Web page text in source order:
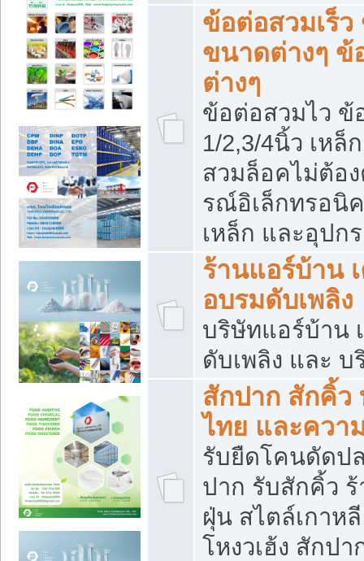
ข้อต่อสวมเร็
ขนาดต่างๆ ข้
ต่างๆ
ข้อต่อสวมไว ข้
1/2,3/4นิ้ว เหล็
สวมล็อคไม่ต้อ
รณ์อิเล็กทรอนิ
เหล็ก และอุปก
ร้านแอร์บ้าน
อบรมดับเพลิง
บริษัทแอร์บ้าน
ดับเพลิง และ
สักปาก สักคิ้
ไทย และควา
รับยืดโคนดัดป
ปาก รับสักคิ้ว
ฝุ่น สไตล์เกาห
โหงวเฮ้ง สักป